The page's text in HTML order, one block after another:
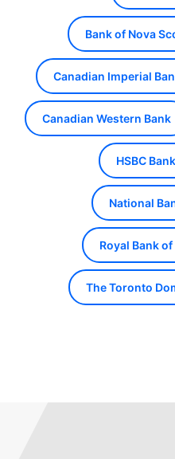
Bank of Nova
Canadian Imperial
Canadian Western Bank
HSBC
National
Royal Bank of
The Toronto